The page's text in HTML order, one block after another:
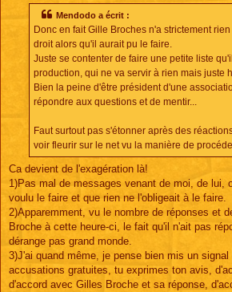
Mendodo a écrit :
Donc en fait Gille Broches n'a strictement
droit alors qu'il aurait pu le faire.
Juste se contenter de faire une petite liste
production, qui ne va servir à rien mais juste
Bien la peine d'être président d'une
répondre aux questions et de mentir...
Faut surtout pas s'étonner après des
voir fleurir sur le net vu la manière de
Ca devient de l'exagération là!
1)Pas mal de messages venant de moi, de lui,
voulu le faire et que rien ne l'obligeait à le faire.
2)Apparemment, vu le nombre de réponses et
Broche à cette heure-ci, le fait qu'il n'ait pas
dérange pas grand monde.
3)J'ai quand même, je pense bien mis un signal
accusations gratuites, tu exprimes ton avis,
d'accord avec Gilles Broche et sa réponse,